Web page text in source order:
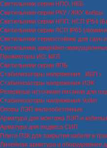
Светильники серии НПО, НББ
Светильники серии РКУ / ЖКУ Кобры
Светильники серии НПП, НСП IP54
Светильники серии ЛСП IP65
Светильники термостойкие для саун
Светильники аварийно-
Прожекторы ИО, МГЛ
Светильники серии ЛПБ
Стабилизаторы напряжения , ИБП
Стабилизаторы напряжения ИЭК
Резервные источники питания для
Стабилизаторы напряжения Volter
Опоры ЛЭП железобетонные
Арматура для монтажа ЛЭП и
Арматура для подвеса СИП
Плита ПЗК для закрытия кабеля в
Линейная арматура и оборудование